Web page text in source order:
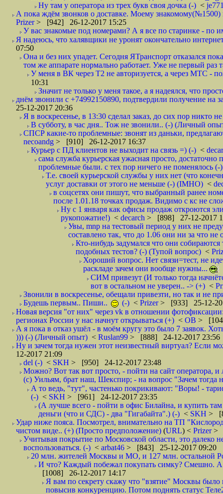
Ну там у оператора из трех букв своя дочка (-) <
А пока ждём звонков о доставке. Моему знакомому(№1500)
Prizer> [942] 26-12-2017 15:25
У вас знакомые под номерами? А я все по старинке - по
Я надеюсь, что халявщики не уронят окончательно
07:50
Она и без них упадет. Сегодня ЯТранспорт отказался
том же аппарате нормально работает. Уже не первый раз
У меня в ВК через Т2 не авторизуется, а через МТС -
10:31
Значит не только у меня такое, а я надеялся, что
днём звонили с +74992150890, подтвердили получение на
25-12-2017 20:36
Я в воскресенье, в 13:30 сделал заказ, до сих пор никто
В субботу, в час дня.. Тож не звонили.. (-) (Личный
СПСР какие-то проблемные: звонят из даньки,
necoandg > [910] 26-12-2017 16:37
Курьер с ПД клиентов не выходит на связь =) (-) <
сама служба курьерская ужасная просто,
проблемные были. с тех пор ничего не поменялось (-)
Т.е. своей курьерской службы у них нет (что
услуг доставки от этого не меньше (-) (IMHO) <
в соцсетях они пишут, что выбранный ранее
после 1.01.18 точках продаж. Видимо с кс не
Ну с 1 января как офисы продаж откроются
рукопожатие!) < decarch > [898] 27-12-2017
Увы, mnp на тестовый период у них не
составлено так, что до 1.06 они ни за что не
Кто-нибудь задумался что они
подобных тестов? (-) (Тупой вопрос) <
Хороший вопрос. Нет связи=тест, не
раскладе зачем они вообще нужны...
СИМ привезут (И только тогда
вот в остальном не уверен.. -> (+) <
Звонили в воскресенье, обещали привезти, но так и не
Будешь первым.. Пиши..
(-) < Prizer> [933] 25-12-
Новая версия "от них" через vk в отношении
регионах России у нас начнут открываться (+) < ОВ >
А я пока в отказ ушёл - в моём кругу это было 7 заявок.
))) (-) (Личный опыт) < Ruslan99 > [888] 24-12-2017 23:56
Ну и зачем тогда нужен этот неизвестный виртуал? Если
12-2017 21:09
del (-) < SKH > [950] 24-12-2017 23:48
Можно? Вот так вот просто, - пойти на сайт оператора,
(с) Уильям, брат наш, Шекспир; - на вопрос "Зачем тогда
А то ведь, "тут", частенько покрикивают: "Воры! -
(-) < SKH > [961] 24-12-2017 23:35
(А лучше всего - пойти в офис Билайна, и купить
деньги (что и СДС) - два "Гигабайта".) (-) < SKH >
Удар ниже пояса. Посмотрел, внимательно на ТП
чистом виде.. (+) (Просто предположение) (URL) < Prizer>
Учитывая покрытие по Московской области, это далеко
воспользоваться. (-) < arbat46 > [843] 25-12-2017 09:20
20 млн. жителей Москвы и МО, и 127 млн. остальной
И что? Каждый побежал покупать симку? Смешно. А
[1008] 26-12-2017 14:17
Я вам по секрету скажу что "взятие" Москвы
повысив конкуренцию. Потом поднять статус